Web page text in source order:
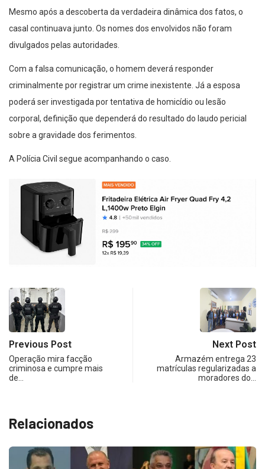
Mesmo após a descoberta da verdadeira dinâmica dos fatos, o
casal continuava junto. Os nomes dos envolvidos não foram
divulgados pelas autoridades.
Com a falsa comunicação, o homem deverá responder
criminalmente por registrar um crime inexistente. Já a esposa
poderá ser investigada por tentativa de homicídio ou lesão
corporal, definição que dependerá do resultado do laudo pericial
sobre a gravidade dos ferimentos.
A Polícia Civil segue acompanhando o caso.
Previous Post
Operação mira facção
criminosa e cumpre mais
de…
Next Post
Armazém entrega 23
matrículas regularizadas a
moradores do…
Relacionados